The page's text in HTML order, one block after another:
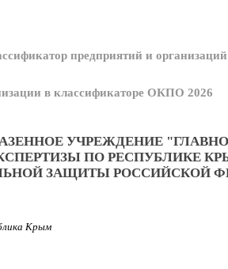
предприятий и
в классификаторе ОКПО 2026
УЧРЕЖДЕНИЕ
ПО РЕСПУБЛИКЕ
ЗАЩИТЫ РОССИЙСКОЙ
Крым